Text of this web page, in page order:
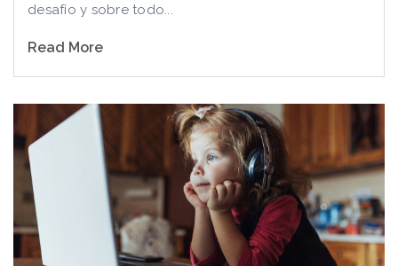
desafío y sobre todo...
Read More